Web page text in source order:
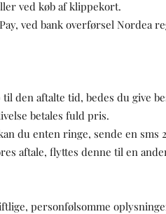
ved køb af klippekort.
ved bank overførsel Nordea
den aftalte tid, bedes du give
betales fuld pris.
du enten ringe, sende en sms
aftale, flyttes denne til en
personfølsomme